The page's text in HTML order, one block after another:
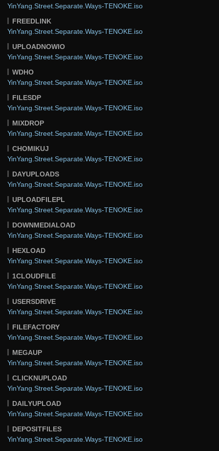
YinYang.Street.Separate.Ways-TENOKE.iso
FREEDLINK
YinYang.Street.Separate.Ways-TENOKE.iso
UPLOADNOWIO
YinYang.Street.Separate.Ways-TENOKE.iso
WDHO
YinYang.Street.Separate.Ways-TENOKE.iso
FILESDP
YinYang.Street.Separate.Ways-TENOKE.iso
MIXDROP
YinYang.Street.Separate.Ways-TENOKE.iso
CHOMIKUJ
YinYang.Street.Separate.Ways-TENOKE.iso
DAYUPLOADS
YinYang.Street.Separate.Ways-TENOKE.iso
UPLOADFILEPL
YinYang.Street.Separate.Ways-TENOKE.iso
DOWNMEDIALOAD
YinYang.Street.Separate.Ways-TENOKE.iso
HEXLOAD
YinYang.Street.Separate.Ways-TENOKE.iso
1CLOUDFILE
YinYang.Street.Separate.Ways-TENOKE.iso
USERSDRIVE
YinYang.Street.Separate.Ways-TENOKE.iso
FILEFACTORY
YinYang.Street.Separate.Ways-TENOKE.iso
MEGAUP
YinYang.Street.Separate.Ways-TENOKE.iso
CLICKNUPLOAD
YinYang.Street.Separate.Ways-TENOKE.iso
DAILYUPLOAD
YinYang.Street.Separate.Ways-TENOKE.iso
DEPOSITFILES
YinYang.Street.Separate.Ways-TENOKE.iso